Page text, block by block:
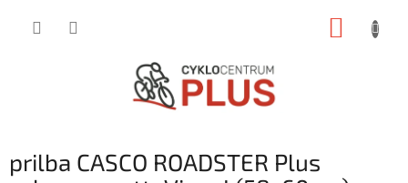
prilba CASCO ROADSTER Plus